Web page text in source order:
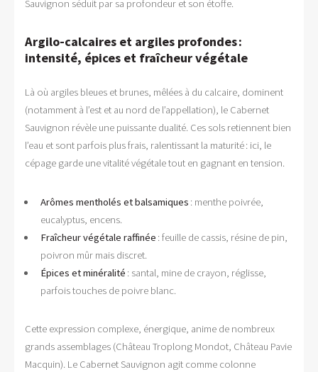
Sauvignon séduit par sa profondeur et son étoffe.
Argilo-calcaires et argiles profondes :
intensité, épices et fraîcheur végétale
Là où argiles bleues et brunes, mêlées à du calcaire, dominent
(notamment à l’est et au nord de l’appellation), le Cabernet
Sauvignon révèle une puissante dualité. Ces sols retiennent bien
l’eau et sont parfois plus frais, ralentissant la maturité : ici, le
cépage garde une vitalité végétale tout en gagnant en tension.
Arômes mentholés et balsamiques : menthe poivrée,
eucalyptus, encens.
Fraîcheur végétale raffinée : feuille de cassis, résine de pin,
poivron mûr mais discret.
Épices et minéralité : santal, mine de crayon, réglisse,
parfois touches de poivre blanc.
Cette expression complexe, énergique, anime de nombreux
grands assemblages (Château Troplong Mondot, Château Pavie
Macquin). Le Cabernet Sauvignon agit comme colonne